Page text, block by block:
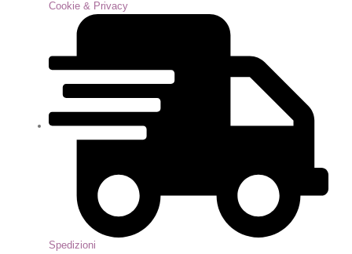
Cookie & Privacy
Spedizioni